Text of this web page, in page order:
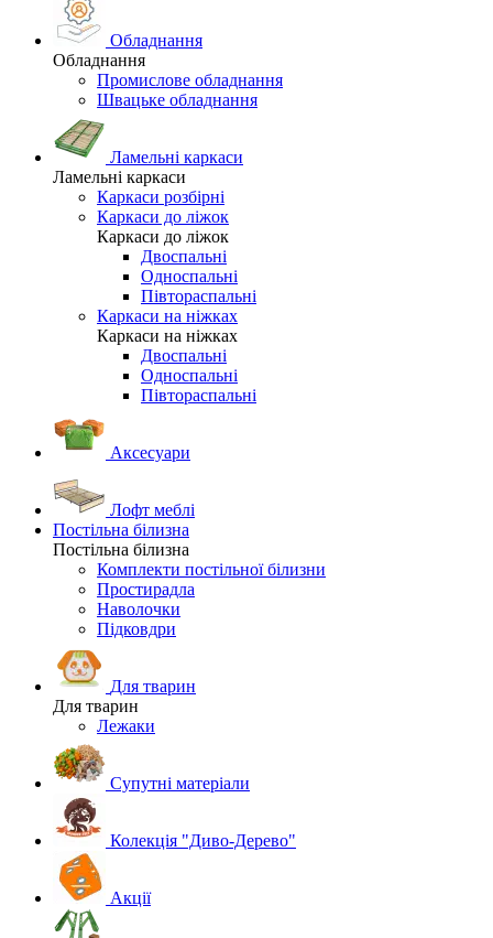
Обладнання
Обладнання
Промислове обладнання
Швацьке обладнання
Ламельні каркаси
Ламельні каркаси
Каркаси розбірні
Каркаси до ліжок
Каркаси до ліжок
Двоспальні
Односпальні
Півтораспальні
Каркаси на ніжках
Каркаси на ніжках
Двоспальні
Односпальні
Півтораспальні
Аксесуари
Лофт меблі
Постільна білизна
Постільна білизна
Комплекти постільної білизни
Простирадла
Наволочки
Підковдри
Для тварин
Для тварин
Лежаки
Супутні матеріали
Колекція "Диво-Дерево"
Акції